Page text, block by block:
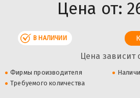
Цена от:
В НАЛИЧИИ
Цена зависит
Фирмы производителя
Требуемого количества